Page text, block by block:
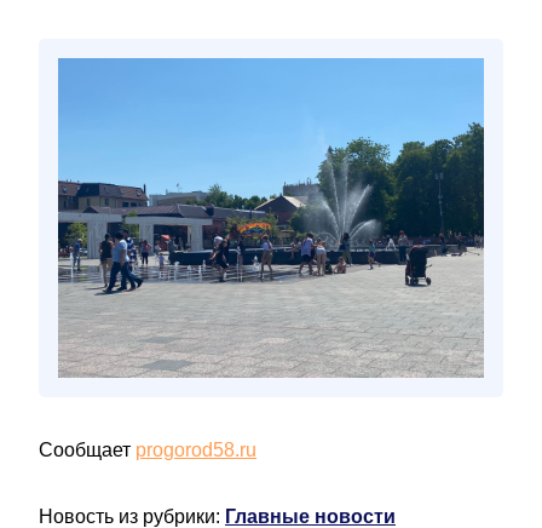
Сообщает progorod58.ru
Новость из рубрики: Главные новости